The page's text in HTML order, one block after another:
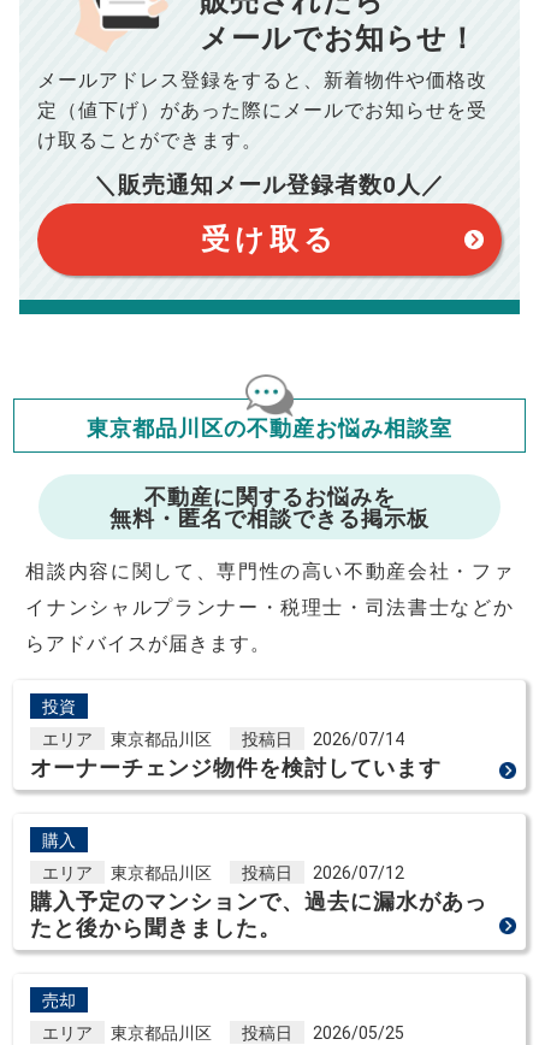
年間の支払額 10,005 円
総支払額 100,050 円
このシミュレーターは元利均等返済方式で試算しています。
このシミュレーターは、四捨五入にて計算しております。
このシミュレーターはお借り入れの全期間で金利が変わらない設
このシミュレーターでの結果は、お借り入れを保証するものでは
ありません。
このシミュレーターをご利用された方の、いかなる損害について
ますが、お借り入れの際に各金融機関にご相談ください。
会員マイページでは
修繕費・管理費の計算もできます
※購入価格よりも売却価格が高い場合、譲渡所得税が発生する
場合がございます。詳しくは最寄りの税務署などにご確認く
※シミュレーター結果はあくまでも概算であり、手残り金額を
保証するものではございません。
※上記売却費用には、住所変更登記の費用、引っ越し費用、住
宅ローンの一括繰上返済の手数料等は含まれておりませんの
で予めご了承ください。
おります。（物件価格×3%＋6万円＋消費税）
メールでお知らせ！
メールアドレス登録をすると、 新着物件や価格改
定（値下げ）があった際に メールでお知らせを受
け取ることができます。
＼販売通知メール登録者数0 人／
受け取る
東京都品川区の不動産お悩み相談室
不動産に関するお悩みを
無料・匿名で相談できる掲示板
相談内容に関して、専門性の高い不動産会社・ファ
イナンシャルプランナー・税理士・司法書士などか
らアドバイスが届きます。
投資
エリア
東京都品川区 投稿日 2026/07/14
オーナーチェンジ物件を検討しています
購入
エリア
東京都品川区 投稿日 2026/07/12
購入予定のマンションで、過去に漏水があっ
たと後から聞きました。
売却
エリア
東京都品川区 投稿日 2026/05/25